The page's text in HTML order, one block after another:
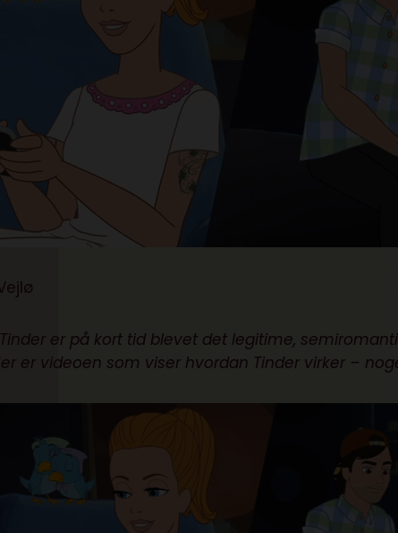
er på kort tid blevet det legitime,
er videoen som viser hvordan Tinder virker –